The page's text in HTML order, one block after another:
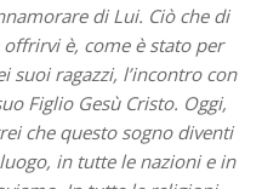
di Lui. Ciò che di
è, come è stato per
suoi ragazzi, l’incontro con
Figlio Gesù Cristo. Oggi,
che questo sogno diventi
in tutte le nazioni e in